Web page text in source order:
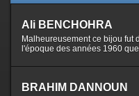
Ali BENCHOHRA
Malheureusement ce bijou fut
l'époque des années 1960
BRAHIM DANNOUN